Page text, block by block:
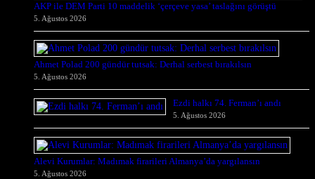
AKP ile DEM Parti 10 maddelik ‘çerçeve yasa’ taslağını görüştü
5. Ağustos 2026
Ahmet Polad 200 gündür tutsak: Derhal serbest bırakılsın
5. Ağustos 2026
Ezdi halkı 74. Ferman’ı andı
5. Ağustos 2026
Alevi Kurumlar: Madımak firarileri Almanya’da yargılansın
5. Ağustos 2026